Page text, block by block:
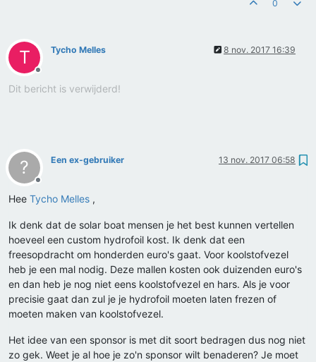
0
T
Offline
Tycho Melles 8 nov. 2017 16:39
Dit bericht is verwijderd!
?
Offline
Een ex-gebruiker 13 nov. 2017 06:58
Hee Tycho Melles ,
Ik denk dat de solar boat mensen je het best kunnen vertellen
hoeveel een custom hydrofoil kost. Ik denk dat een
freesopdracht om honderden euro's gaat. Voor koolstofvezel
heb je een mal nodig. Deze mallen kosten ook duizenden euro's
en dan heb je nog niet eens koolstofvezel en hars. Als je voor
precisie gaat dan zul je je hydrofoil moeten laten frezen of
moeten maken van koolstofvezel.
Het idee van een sponsor is met dit soort bedragen dus nog niet
zo gek. Weet je al hoe je zo'n sponsor wilt benaderen? Je moet